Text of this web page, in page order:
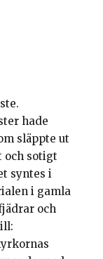
hade
släppte ut
och sotigt
syntes i
i gamla
och